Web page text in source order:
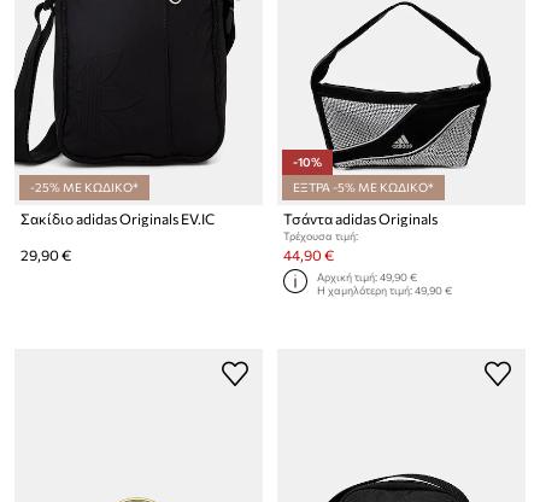
-25% ΜΕ ΚΩΔΙΚΟ*
Σακίδιο adidas Originals EV.IC
29,90 €
-10%
ΕΞΤΡΑ -5% ΜΕ ΚΩΔΙΚΟ*
Τσάντα adidas Originals
Τρέχουσα τιμή:
44,90 €
Αρχική τιμή:49,90 €
Η χαμηλότερη τιμή:49,90 €